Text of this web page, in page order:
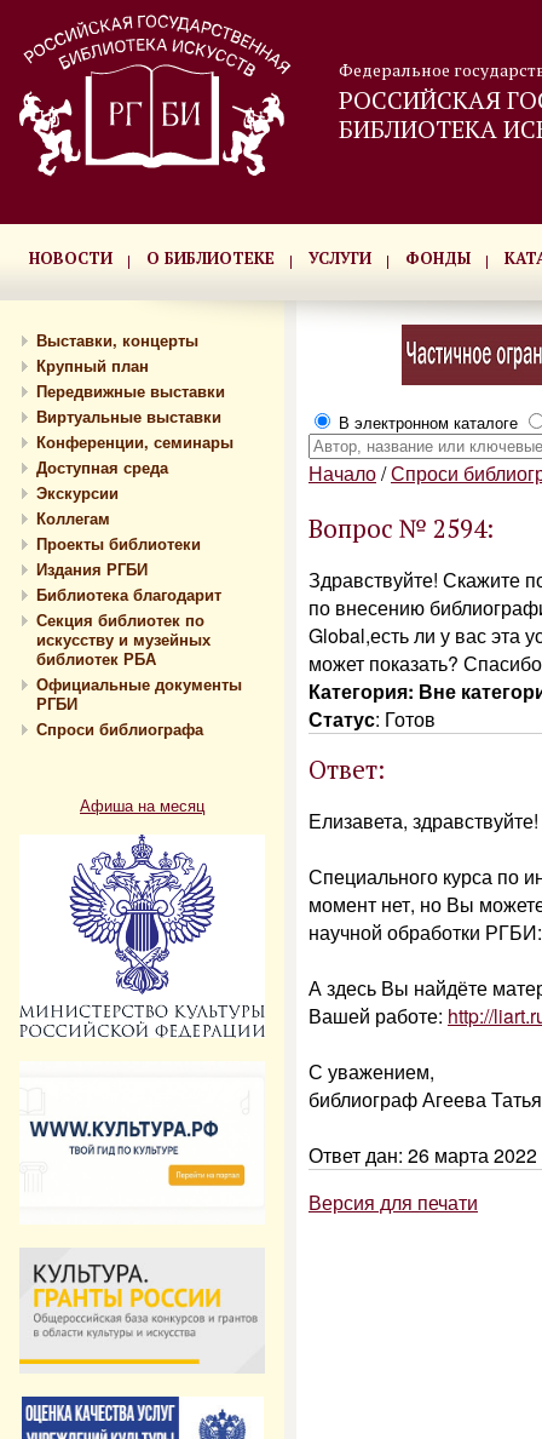
Федеральное
РОССИЙСКАЯ
БИБЛИОТЕКА
НОВОСТИ О БИБЛИОТЕКЕ УСЛУГИ ФОНДЫ
Выставки, концерты
Крупный план
Передвижные выставки
Виртуальные выставки
Конференции, семинары
Доступная среда
Экскурсии
Коллегам
Проекты библиотеки
Издания РГБИ
Библиотека благодарит
Секция библиотек по
искусству и музейных
библиотек РБА
Официальные документы
РГБИ
Спроси библиографа
Афиша на месяц
В электронном каталоге
Начало/Спроси
Вопрос № 2594:
Здравствуйте! Скажите
по внесению
Global,есть ли у вас эта
может показать?
Категория: Вне
Статус: Готов
Ответ:
Елизавета, здравствуйте!
Специального курса по
момент нет, но Вы
научной обработки
А здесь Вы найдёте
Вашей работе: http://
С уважением,
библиограф Агеева
Ответ дан: 26 марта 2022
Версия для печати